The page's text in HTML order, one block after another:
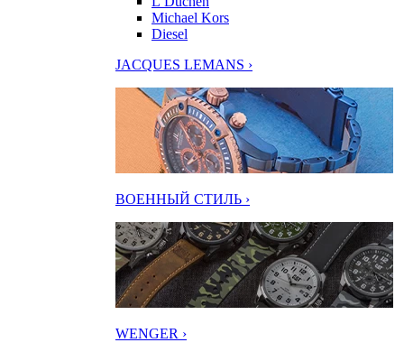
Michael Kors
Diesel
JACQUES LEMANS ›
ВОЕННЫЙ СТИЛЬ ›
WENGER ›